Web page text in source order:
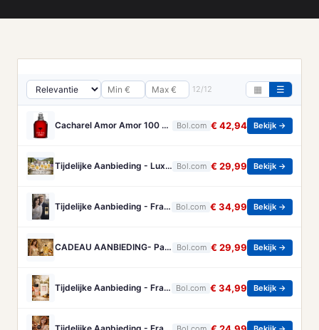
12/12 ▦ ☰
Cacharel Amor Amor 100 ml Eau de Toilette - Vrouwenparfum Bol.com € 42,94 Bekijk →
Tijdelijke Aanbieding - Luxe Franse Eau de Parfum - Collection Prestige - 5 grote miniaturen met diverse Bloemige geuren Bol.com € 29,99 Bekijk →
Tijdelijke Aanbieding - Franse Parfum - Rodin - een heerlijke frisse/kruidige Eau de Parum - met gratis parfumverstuiver - blijft gehele dag ruiken. Bol.com € 34,99 Bekijk →
CADEAU AANBIEDING- Parfum Passade Paris - Elegante Zachte Geur - 100 ml Bol.com € 29,99 Bekijk →
Tijdelijke Aanbieding - Franse Dames Parfum - Pomone- een heerlijke Eau de Parfum - dat ruikt naar heerlijk fris fruit en amandel. Bol.com € 34,99 Bekijk →